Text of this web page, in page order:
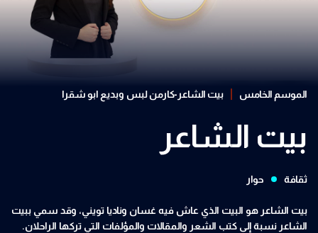
الموسم الخامس بيت الشاعر-كارمن لبس وبديع ابو شقرا
بيت الشاعر
ثقافة حوار
بيت الشاعر هو البيت الذي عاش فيه غسان وناديا تويني، وقد سمي ببيت
الشاعر نسبة إلى كتب الشعر والمقالات والمؤلفات التي تركها الراحلان.